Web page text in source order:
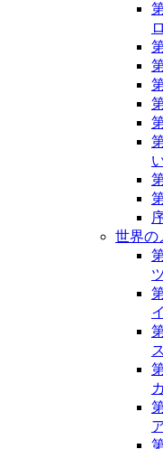
世界の